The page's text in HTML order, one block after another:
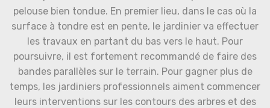
pelouse bien tondue. En premier lieu, dans le cas où la
surface à tondre est en pente, le jardinier va effectuer
les travaux en partant du bas vers le haut. Pour
poursuivre, il est fortement recommandé de faire des
bandes parallèles sur le terrain. Pour gagner plus de
temps, les jardiniers professionnels aiment commencer
leurs interventions sur les contours des arbres et des